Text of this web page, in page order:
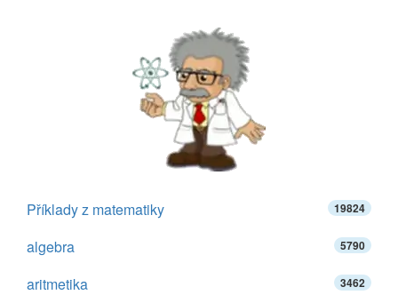
Příklady z matematiky 19824
algebra 5790
aritmetika 3462